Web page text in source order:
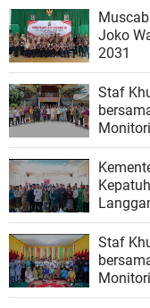
Joko
2031
Staf
Ulayat
Staf
Ulayat